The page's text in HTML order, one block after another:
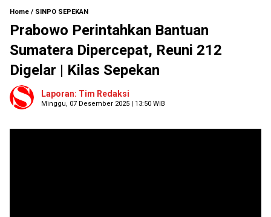
Home / SINPO SEPEKAN
Prabowo Perintahkan Bantuan
Sumatera Dipercepat, Reuni 212
Digelar | Kilas Sepekan
Laporan: Tim Redaksi
Minggu, 07 Desember 2025 | 13:50 WIB